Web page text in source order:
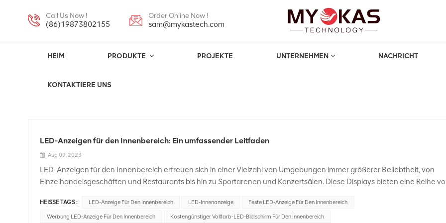
Call Us Now !
(86)19873802155
Order Online Now !
sam@mykastech.com
HEIM PRODUKTE PROJEKTE UNTERNEHMEN NACHRICHT
KONTAKTIERE UNS
LED-Videowand-4K-Innenbildschirm
LED-Anzeigen für den Innenbereich: Ein umfassender Leitfaden
Aug 09, 2023
LED-Anzeigen für den Innenbereich erfreuen sich in einer Vielzahl von Umgebungen immer größerer Beliebtheit, von
Einzelhandelsgeschäften und Restaurants bis hin zu Sportarenen und Konzertsälen. Diese Displays bieten eine Reihe
wir einen genaueren Blick auf LED-Anzeigen für den Innenbereich, wie sie funktionieren und welche Vorteile sie Ihrem
Unternehmen bieten können.Was sind LED-Anzeigen für den Innenbereich?LED-Displays für den Innenbereich sind
HEISSE TAGS : LED-Anzeige Für Den Innenbereich LED-Innenanzeige Feste LED-Anzeige Für Den Innenbereich
Werbung LED-Anzeige Für Den Innenbereich Kostengünstiger Vollfarb-LED-Bildschirm Für Den Innenbereich